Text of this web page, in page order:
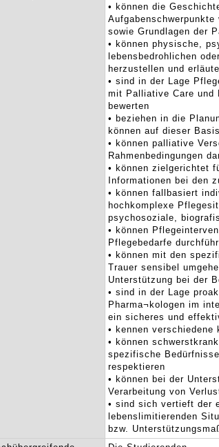
• können die
sowie Grundlagen der
• können physische,
lebensbedrohlichen
herzustellen und
• sind in der Lage
mit Palliative Care und
bewerten
• beziehen in die
können auf dieser
• können palliative
Rahmenbedingungen
• können zielgerichtet
Informationen bei den
• können fallbasiert
hochkomplexe
psychosoziale,
• können
Pflegebedarfe
• können mit den
Trauer sensibel
Unterstützung bei der
• sind in der Lage
Pharma¬kologen im
ein sicheres und
• kennen
• können
spezifische
respektieren
• können bei der
Verarbeitung von
• sind sich vertieft der
lebenslimitierenden
bzw.